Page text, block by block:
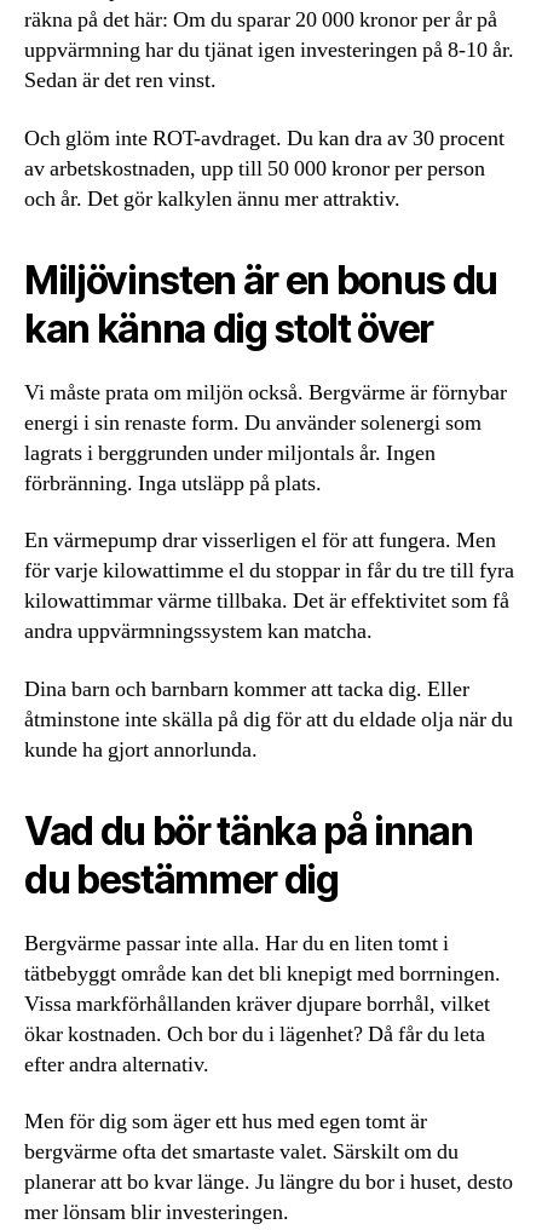
räkna på det här: Om du sparar 20 000 kronor per år på
uppvärmning har du tjänat igen investeringen på 8-10 år.
Sedan är det ren vinst.
Och glöm inte ROT-avdraget. Du kan dra av 30 procent
av arbetskostnaden, upp till 50 000 kronor per person
och år. Det gör kalkylen ännu mer attraktiv.
Miljövinsten är en bonus du
kan känna dig stolt över
Vi måste prata om miljön också. Bergvärme är förnybar
energi i sin renaste form. Du använder solenergi som
lagrats i berggrunden under miljontals år. Ingen
förbränning. Inga utsläpp på plats.
En värmepump drar visserligen el för att fungera. Men
för varje kilowattimme el du stoppar in får du tre till fyra
kilowattimmar värme tillbaka. Det är effektivitet som få
andra uppvärmningssystem kan matcha.
Dina barn och barnbarn kommer att tacka dig. Eller
åtminstone inte skälla på dig för att du eldade olja när du
kunde ha gjort annorlunda.
Vad du bör tänka på innan
du bestämmer dig
Bergvärme passar inte alla. Har du en liten tomt i
tätbebyggt område kan det bli knepigt med borrningen.
Vissa markförhållanden kräver djupare borrhål, vilket
ökar kostnaden. Och bor du i lägenhet? Då får du leta
efter andra alternativ.
Men för dig som äger ett hus med egen tomt är
bergvärme ofta det smartaste valet. Särskilt om du
planerar att bo kvar länge. Ju längre du bor i huset, desto
mer lönsam blir investeringen.